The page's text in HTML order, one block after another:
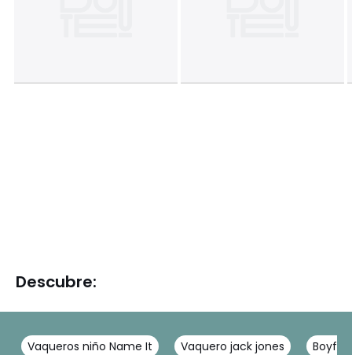
Descubre:
Vaqueros niño Name It Vaquero jack jones